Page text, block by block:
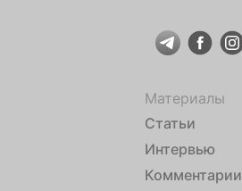
Материалы
Статьи
Интервью
Комментарии